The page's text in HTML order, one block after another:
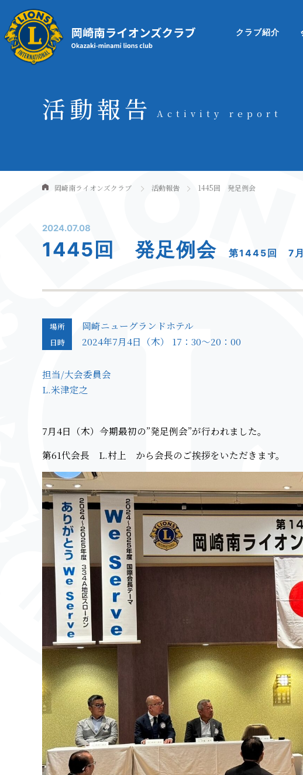
クラブ紹介
活動報告 Activity report
岡崎南ライオンズクラブ 活動報告 1445回 発足例会
2024.07.08
1445回 発足例会 第1445回 7月
場所 岡崎ニューグランドホテル
日時 2024年7月4日（木） 17：30～20：00
担当/大会委員会
L.米津定之
7月4日（木）今期最初の”発足例会”が行われました。
第61代会長 L.村上 から会長のご挨拶をいただきます。